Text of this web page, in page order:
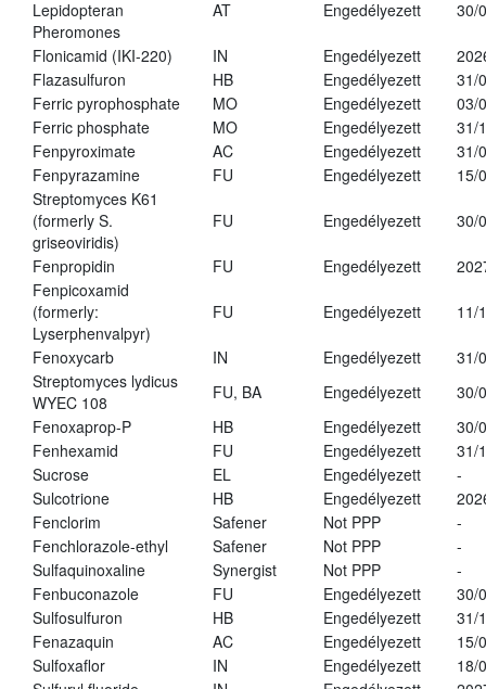
Lepidopteran
Pheromones
AT Engedélyezett 30/
Flonicamid (IKI-220) IN Engedélyezett
Flazasulfuron
HB Engedélyezett
31/
Ferric pyrophosphate
MO Engedélyezett
03/
Ferric phosphate
MO Engedélyezett
31/
Fenpyroximate
AC Engedélyezett
31/
Fenpyrazamine
FU Engedélyezett
15/
Streptomyces K61
(formerly S.
griseoviridis)
FU Engedélyezett 30/
Fenpropidin FU Engedélyezett
Fenpicoxamid
(formerly:
Lyserphenvalpyr)
FU Engedélyezett 11/
Fenoxycarb IN Engedélyezett
31/
Streptomyces lydicus
WYEC 108
FU, BA Engedélyezett
30/
Fenoxaprop-P
HB Engedélyezett
30/
Fenhexamid
FU Engedélyezett
31/
Sucrose
EL Engedélyezett
-
Sulcotrione
HB Engedélyezett
Fenclorim
Safener Not PPP
-
Fenchlorazole-ethyl
Safener Not PPP
-
Sulfaquinoxaline
Synergist Not PPP
-
Fenbuconazole
FU Engedélyezett
30/
Sulfosulfuron
HB Engedélyezett
31/
Fenazaquin
AC Engedélyezett
15/
Sulfoxaflor
IN Engedélyezett
18/